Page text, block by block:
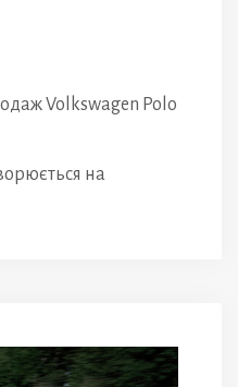
Volkswagen Polo
на